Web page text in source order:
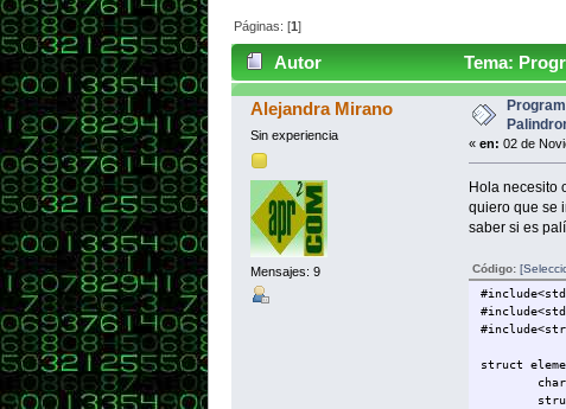
Páginas: [1]
Autor
Tema:
lenguajeC (Leído 8975 veces)
Alejandra Mirano
Sin experiencia
Mensajes: 9
« en: 02 de
Hola necesito
quiero que se
saber si es
Código:
struct